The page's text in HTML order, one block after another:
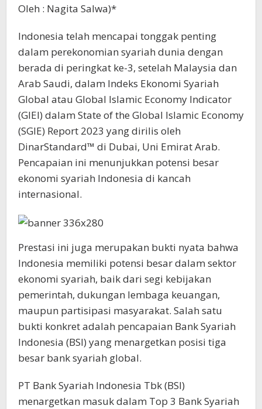
Oleh : Nagita Salwa)*
Indonesia telah mencapai tonggak penting
dalam perekonomian syariah dunia dengan
berada di peringkat ke-3, setelah Malaysia dan
Arab Saudi, dalam Indeks Ekonomi Syariah
Global atau Global Islamic Economy Indicator
(GIEI) dalam State of the Global Islamic Economy
(SGIE) Report 2023 yang dirilis oleh
DinarStandard™ di Dubai, Uni Emirat Arab.
Pencapaian ini menunjukkan potensi besar
ekonomi syariah Indonesia di kancah
internasional.
Prestasi ini juga merupakan bukti nyata bahwa
Indonesia memiliki potensi besar dalam sektor
ekonomi syariah, baik dari segi kebijakan
pemerintah, dukungan lembaga keuangan,
maupun partisipasi masyarakat. Salah satu
bukti konkret adalah pencapaian Bank Syariah
Indonesia (BSI) yang menargetkan posisi tiga
besar bank syariah global.
PT Bank Syariah Indonesia Tbk (BSI)
menargetkan masuk dalam Top 3 Bank Syariah